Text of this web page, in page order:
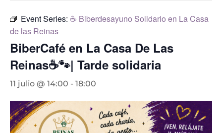
Event Series: ☕ Biberdesayuno Solidario en La Casa
de las Reinas
BiberCafé en La Casa De Las
Reinas☕🐾| Tarde solidaria
11 julio @ 14:00 - 18:00